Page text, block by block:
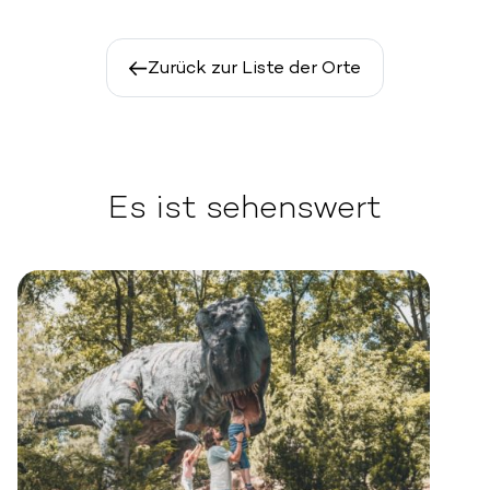
Zurück zur Liste der Orte
Es ist sehenswert